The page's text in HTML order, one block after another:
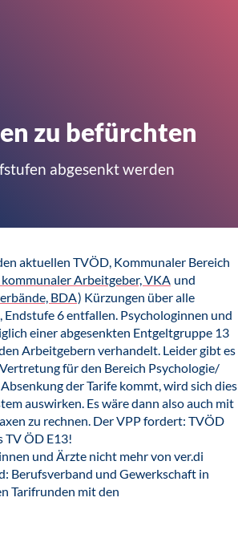
zu befürchten
abgesenkt werden
aktuellen TVÖD, Kommunaler Bereich
Arbeitgeber, VKA und
BDA) Kürzungen über alle
6 entfallen. Psychologinnen und
einer abgesenkten Entgeltgruppe 13
Arbeitgebern verhandelt. Leider gibt es
für den Bereich Psychologie/
der Tarife kommt, wird sich dies
auswirken. Es wäre dann also auch mit
zu rechnen. Der VPP fordert: TVÖD
TV ÖD E13!
und Ärzte nicht mehr von ver.di
Berufsverband und Gewerkschaft in
Tarifrunden mit den